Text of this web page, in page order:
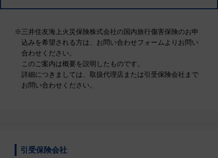
※三井住友海上火災保険株式会社の国内旅行傷害保険のお申
込みを希望される方は、お問い合わせフォームよりお問い
合わせください。
このご案内は概要を説明したものです。
詳細につきましては、取扱代理店または引受保険会社まで
お問い合わせください。
引受保険会社